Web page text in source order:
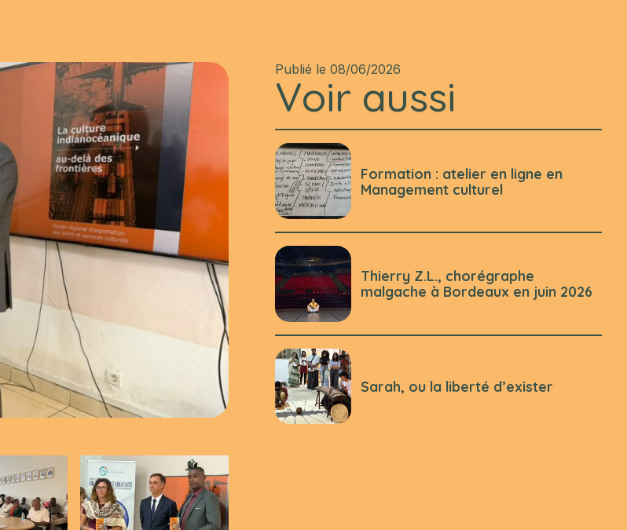
Publié le 08/06/2026
Voir aussi
Formation : atelier en ligne en
Management culturel
Thierry Z.L., chorégraphe
malgache à Bordeaux en juin 2026
Sarah, ou la liberté d’exister